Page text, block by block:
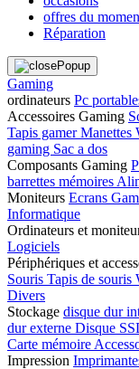
offres du
Réparation
Gaming
ordinateurs Pc
Accessoires Gaming
Tapis gamerManettes
gaming Sac a dos
Composants Gaming
barrettes mémoires
Moniteurs Ecrans
Informatique
Ordinateurs et
Logiciels
Périphériques et
Souris Tapis de souris
Divers
Stockage disque dur
dur externe Disque
Carte mémoire
Impression